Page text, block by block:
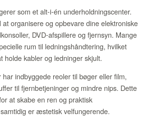
som et alt-i-én underholdningscenter.
at organisere og opbevare dine elektroniske
DVD-afspillere og fjernsyn. Mange
rum til ledningshåndtering, hvilket
holde kabler og ledninger skjult.
har indbyggede reoler til bøger eller film,
til fjernbetjeninger og mindre nips. Dette
at skabe en ren og praktisk
er æstetisk velfungerende.